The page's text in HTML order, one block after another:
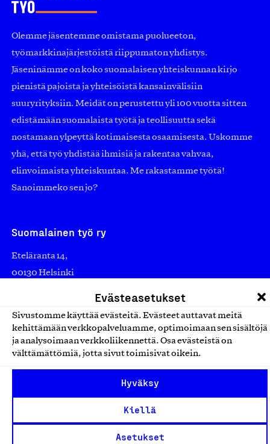
Evästeasetukset
Sivustomme käyttää evästeitä. Evästeet auttavat meitä
kehittämään verkkopalveluamme, optimoimaan sen sisältöjä
ja analysoimaan verkkoliikennettä. Osa evästeistä on
välttämättömiä, jotta sivut toimisivat oikein.
Hyväksy
Kiellä
Asetukset
Olemme jäsentemme omistama puolueeton,
työmarkkinajärjestöistä riippumaton yhdistys.
Jäseninämme on koko suomalaisen yhteiskunnan kirjo
pienistä pajoista ja yhteisöistä kansainvälisiin
suuryrityksiin. Meidät on perustettu yli 100 vuotta sitten
edistämään suomalaista työtä ja teollisuutta sekä
nostamaan ylpeyttä kotimaisesta osaamisesta. Uskomme
yhä, että työ yhdistää ihmisiä ja rakentaa vahvaa,
elinvoimaista yhteiskuntaa. Me rakastamme työtä!
Sanoimmeko sen jo?
Suomalainen työ ry
Eteläranta 14,
00130 Helsinki
laskutus@suomalainentyo.fi